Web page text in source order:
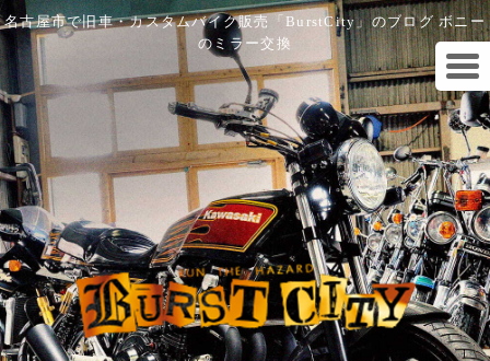
名古屋市で旧車・カスタムバイク販売「BurstCity」のブログ ボニー
のミラー交換